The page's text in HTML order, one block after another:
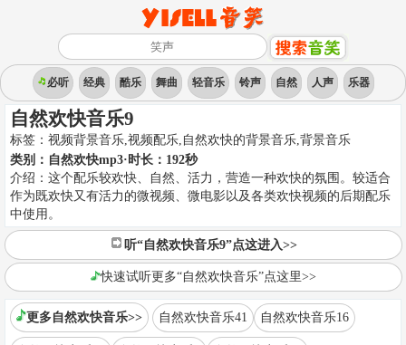
必听 经典 酷乐 舞曲 轻音乐 铃声 自然 人声 乐器
自然欢快音乐9
标签： 视频背景音乐,视频配乐,自然欢快的背景音乐,背景音乐
类别： 自然欢快mp3·时长： 192秒
介绍： 这个配乐较欢快、自然、活力，营造一种欢快的氛围。较适合
作为既欢快又有活力的微视频、微电影以及各类欢快视频的后期配乐
中使用。
听“自然欢快音乐9”点这进入>>
快速试听更多“自然欢快音乐”点这里>>
更多自然欢快音乐>> 自然欢快音乐41 自然欢快音乐16